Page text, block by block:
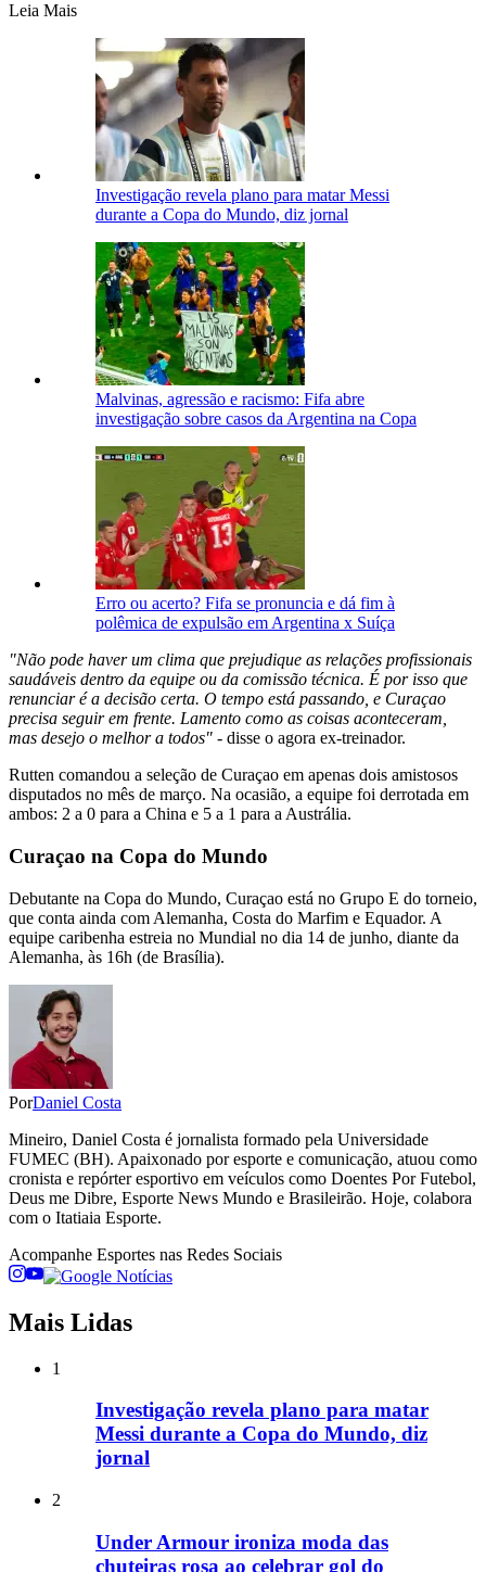
Leia Mais
Investigação revela plano para matar Messi
durante a Copa do Mundo, diz jornal
Malvinas, agressão e racismo: Fifa abre
investigação sobre casos da Argentina na Copa
Erro ou acerto? Fifa se pronuncia e dá fim à
polêmica de expulsão em Argentina x Suíça
"Não pode haver um clima que prejudique as relações profissionais
saudáveis dentro da equipe ou da comissão técnica. É por isso que
renunciar é a decisão certa. O tempo está passando, e Curaçao
precisa seguir em frente. Lamento como as coisas aconteceram,
mas desejo o melhor a todos" - disse o agora ex-treinador.
Rutten comandou a seleção de Curaçao em apenas dois amistosos
disputados no mês de março. Na ocasião, a equipe foi derrotada em
ambos: 2 a 0 para a China e 5 a 1 para a Austrália.
Curaçao na Copa do Mundo
Debutante na Copa do Mundo, Curaçao está no Grupo E do torneio,
que conta ainda com Alemanha, Costa do Marfim e Equador. A
equipe caribenha estreia no Mundial no dia 14 de junho, diante da
Alemanha, às 16h (de Brasília).
PorDaniel Costa
Mineiro, Daniel Costa é jornalista formado pela Universidade
FUMEC (BH). Apaixonado por esporte e comunicação, atuou como
cronista e repórter esportivo em veículos como Doentes Por Futebol,
Deus me Dibre, Esporte News Mundo e Brasileirão. Hoje, colabora
com o Itatiaia Esporte.
Acompanhe Esportes nas Redes Sociais
Mais Lidas
1
Investigação revela plano para matar
Messi durante a Copa do Mundo, diz
jornal
2
Under Armour ironiza moda das
chuteiras rosa ao celebrar gol do